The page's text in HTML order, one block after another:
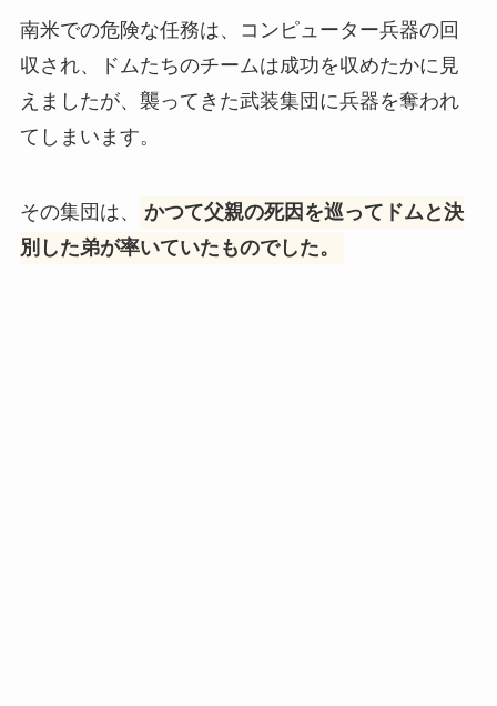
南米での危険な任務は、コンピューター兵器の回
収され、ドムたちのチームは成功を収めたかに見
えましたが、襲ってきた武装集団に兵器を奪われ
てしまいます。
その集団は、
かつて父親の死因を巡ってドムと決
別した弟が率いていたものでした。